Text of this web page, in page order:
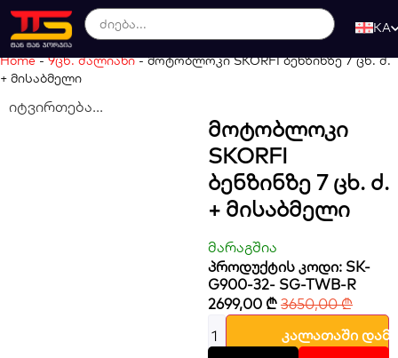
KA
Home-9ცხ. ძალიანი-მოტობლოკი SKORFI ბენზინზე 7 ცხ. ძ.
+ მისაბმელი
იტვირთება...
Მოტობლოკი
SKORFI
Ბენზინზე 7 Ცხ. Ძ.
+ Მისაბმელი
მარაგშია
პროდუქტის კოდი: SK-
G900-32- SG-TWB-R
2699,00 ₾ 3650,00₾
კალათაში